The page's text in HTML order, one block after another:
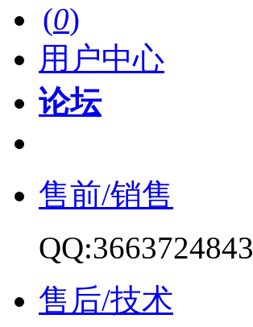
(0)
用户中心
论坛
售前/销售
QQ:3663724843
售后/技术